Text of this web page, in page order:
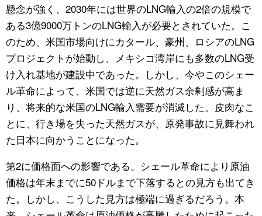
懸念が強く、2030年には世界のLNG輸入の2倍の規模で
ある3億9000万トンのLNG輸入が必要とされていた。こ
のため、米国市場向けにカタール、豪州、ロシアのLNG
プロジェクトが始動し、メキシコ湾岸にも多数のLNG受
け入れ基地が建設中であった。しかし、今やこのシェー
ル革命によって、米国では逆に天然ガス余剰感が高ま
り、将来的な米国のLNG輸入需要が消滅した。皮肉なこ
とに、行き場を失った天然ガスが、原発事故に見舞われ
た日本に向かうことになった。
第2に価格面への影響である。シェール革命により原油
価格は年末までに50ドルまで下落するとの見方も出てき
た。しかし、こうした見方は極端に過ぎるだろう。本